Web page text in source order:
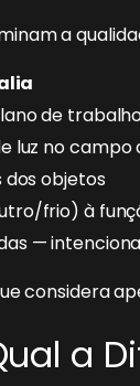
a
de
luz no campo
dos objetos
frio) à
—
considera
a